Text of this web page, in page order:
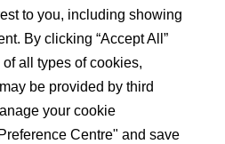
to you, including showing
By clicking “Accept All”
all types of cookies,
be provided by third
your cookie
Centre" and save